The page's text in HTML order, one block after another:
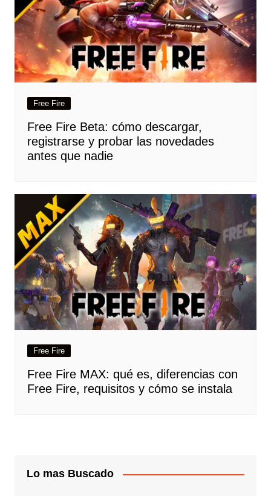
Free Fire
Free Fire Beta: cómo descargar,
registrarse y probar las novedades
antes que nadie
Free Fire
Free Fire MAX: qué es, diferencias con
Free Fire, requisitos y cómo se instala
Lo mas Buscado